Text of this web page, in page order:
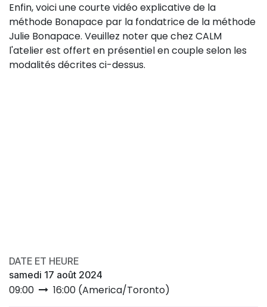
Enfin, voici une courte vidéo explicative de la
méthode Bonapace par la fondatrice de la méthode
Julie Bonapace. Veuillez noter que chez CALM
l'atelier est offert en présentiel en couple selon les
modalités décrites ci-dessus.
DATE ET HEURE
samedi 17 août 2024
09:00 16:00 (America/Toronto)